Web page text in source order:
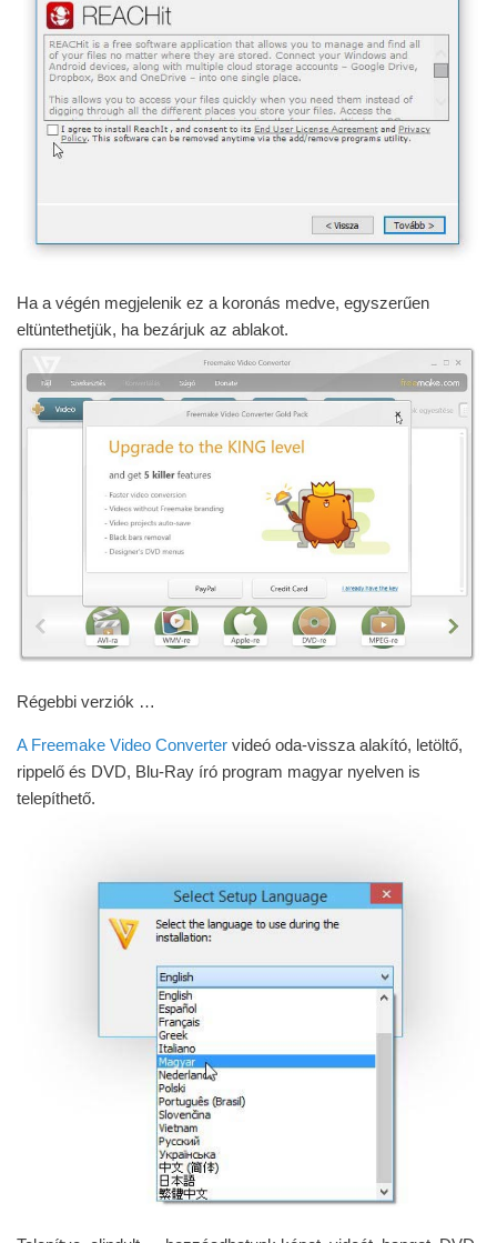
Ha a végén megjelenik ez a koronás medve, egyszerűen
eltüntethetjük, ha bezárjuk az ablakot.
Régebbi verziók …
A Freemake Video Converter videó oda-vissza alakító, letöltő,
rippelő és DVD, Blu-Ray író program magyar nyelven is
telepíthető.